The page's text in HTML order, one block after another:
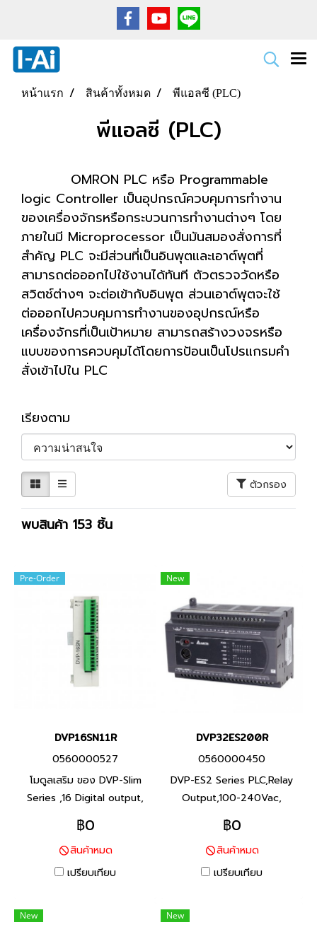
หน้าแรก สินค้าทั้งหมด พีแอลซี (PLC)
พีแอลซี (PLC)
OMRON PLC หรือ Programmable
logic Controller เป็นอุปกรณ์ควบคุมการทำงาน
ของเครื่องจักรหรือกระบวนการทำงานต่างๆ โดย
ภายในมี Microprocessor เป็นมันสมองสั่งการที่
สำคัญ PLC จะมีส่วนที่เป็นอินพุตและเอาต์พุตที่
สามารถต่อออกไปใช้งานได้ทันที ตัวตรวจวัดหรือ
สวิตช์ต่างๆ จะต่อเข้ากับอินพุต ส่วนเอาต์พุตจะใช้
ต่อออกไปควบคุมการทำงานของอุปกรณ์หรือ
เครื่องจักรที่เป็นเป้าหมาย สามารถสร้างวงจรหรือ
แบบของการควบคุมได้โดยการป้อนเป็นโปรแกรมคำ
สั่งเข้าไปใน PLC
เรียงตาม
ตัวกรอง
พบสินค้า 153 ชิ้น
Pre-Order
DVP16SN11R
0560000527
โมดูลเสริม ของ DVP-Slim
Series ,16 Digital output,
เอาต์พุต รีเลย์, Product P/N:
DVP16SN11R พีแอลซี แบรนด์
เดลต้า สินค้าแบรนด์ ไต้หวัน
฿0
สินค้าหมด
เปรียบเทียบ
New
DVP32ES200R
0560000450
DVP-ES2 Series PLC,Relay
Output,100-240Vac,
Product P/N: DVP32ES200R
I/O Points 32,Program
Capacity 16K steps, Built-in
RS-232 and RS-485 Ports ซี
฿0
สินค้าหมด
เปรียบเทียบ
New New